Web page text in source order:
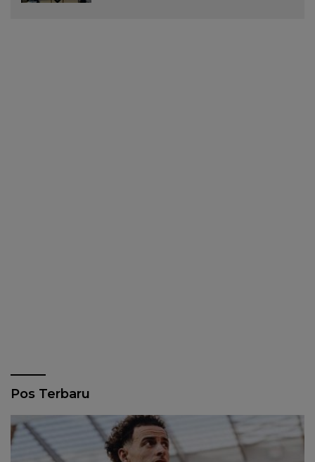
Pos Terbaru